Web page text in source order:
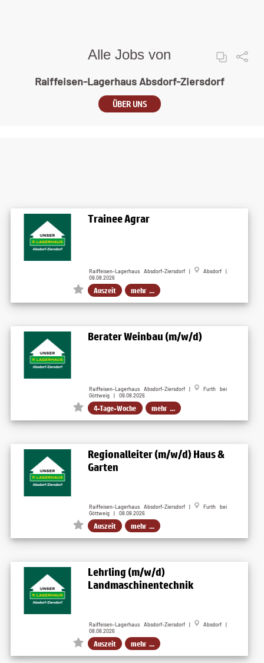
Alle Jobs von
Raiffeisen-Lagerhaus Absdorf-Ziersdorf
ÜBER UNS
Trainee Agrar
Raiffeisen-Lagerhaus Absdorf-Ziersdorf |
Absdorf |
09.08.2026
Auszeit mehr ...
Berater Weinbau (m/w/d)
Raiffeisen-Lagerhaus Absdorf-Ziersdorf |
Furth bei
Göttweig | 09.08.2026
4-Tage-Woche mehr ...
Regionalleiter (m/w/d) Haus &
Garten
Raiffeisen-Lagerhaus Absdorf-Ziersdorf |
Furth bei
Göttweig | 08.08.2026
Auszeit mehr ...
Lehrling (m/w/d)
Landmaschinentechnik
Raiffeisen-Lagerhaus Absdorf-Ziersdorf |
Absdorf |
08.08.2026
Auszeit mehr ...